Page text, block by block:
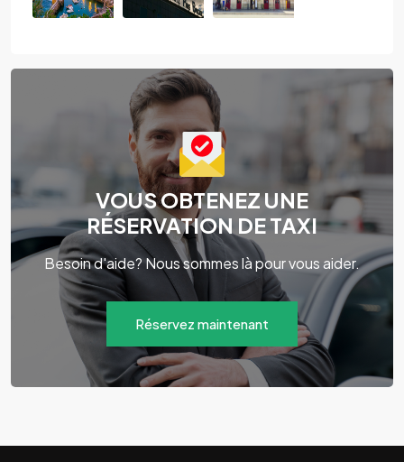
VOUS OBTENEZ UNE
RÉSERVATION DE TAXI
Besoin d'aide? Nous sommes là pour vous aider.
Réservez maintenant